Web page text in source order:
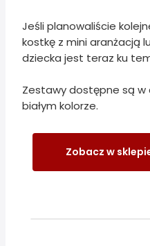
Jeśli planowaliście
kostkę z mini aranżacją
dziecka jest teraz ku
Zestawy dostępne są
białym kolorze.
Zobacz w